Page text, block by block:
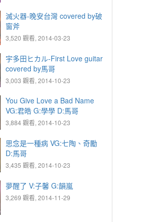
滅火器-晚安台灣 covered by破
窗斧
3,520 觀看, 2014-03-23
宇多田ヒカル-First Love guitar
covered by馬哥
3,003 觀看, 2014-10-23
You Give Love a Bad Name
VG:君皓 G:學學 D:馬哥
3,884 觀看, 2014-10-23
思念是一種病 VG:七陶、奇勵
D:馬哥
3,435 觀看, 2014-10-23
夢醒了 V:子馨 G:韻嵐
3,269 觀看, 2014-11-29